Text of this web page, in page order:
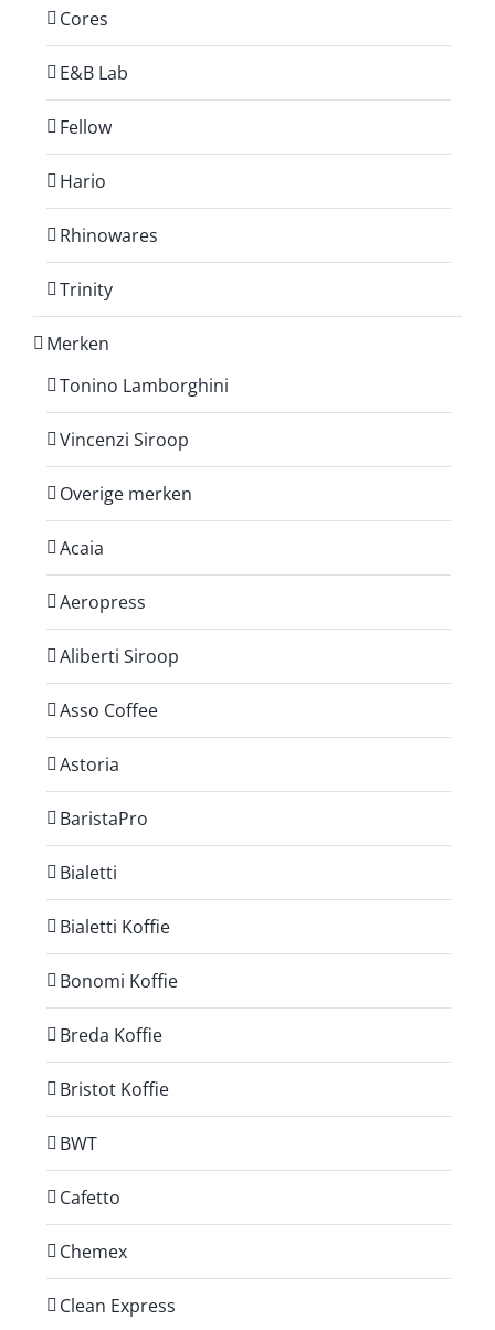
Cores
E&B Lab
Fellow
Hario
Rhinowares
Trinity
Merken
Tonino Lamborghini
Vincenzi Siroop
Overige merken
Acaia
Aeropress
Aliberti Siroop
Asso Coffee
Astoria
BaristaPro
Bialetti
Bialetti Koffie
Bonomi Koffie
Breda Koffie
Bristot Koffie
BWT
Cafetto
Chemex
Clean Express